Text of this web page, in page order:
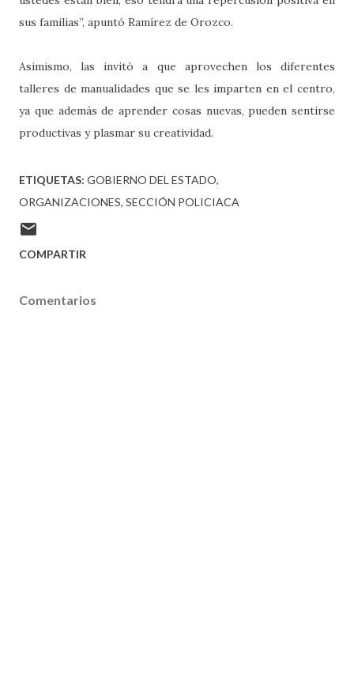
sus familias”, apuntó Ramírez de Orozco.
Asimismo, las invitó a que aprovechen los diferentes
talleres de manualidades que se les imparten en el centro,
ya que además de aprender cosas nuevas, pueden sentirse
productivas y plasmar su creatividad.
ETIQUETAS: GOBIERNO DEL ESTADO
ORGANIZACIONES SECCIÓN POLICIACA
COMPARTIR
Comentarios